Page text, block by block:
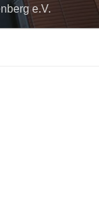
e.V.